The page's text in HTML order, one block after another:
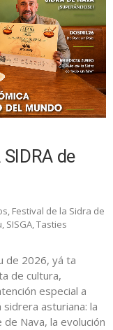
de
, Festival de la Sidra de
, SISGA,Tasties
de 2026, yá ta
de cultura,
especial a
asturiana: la
Nava, la evolución